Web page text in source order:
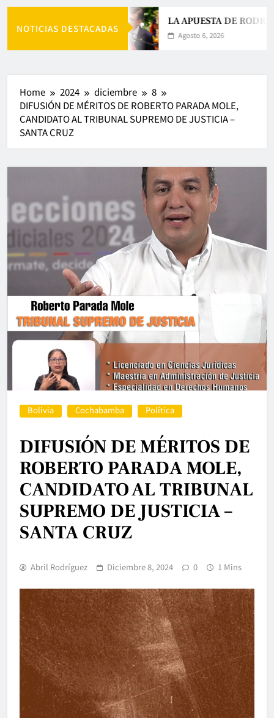
NOTICIAS DESTACADAS
LA APUESTA DE
Agosto 6, 2026
Home 2024 diciembre
8
DIFUSIÓN DE MÉRITOS DE ROBERTO PARADA MOLE,
CANDIDATO AL TRIBUNAL SUPREMO DE JUSTICIA –
SANTA CRUZ
Bolivia Cochabamba Política
DIFUSIÓN DE MÉRITOS DE
ROBERTO PARADA MOLE,
CANDIDATO AL TRIBUNAL
SUPREMO DE JUSTICIA –
SANTA CRUZ
Abril Rodríguez Diciembre 8, 2024 0 1 Mins